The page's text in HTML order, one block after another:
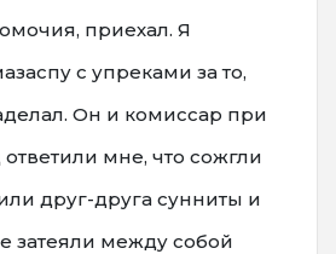
приехал. Я
с упреками за то,
Он и комиссар при
мне, что сожгли
друг-друга сунниты и
затеяли между собой